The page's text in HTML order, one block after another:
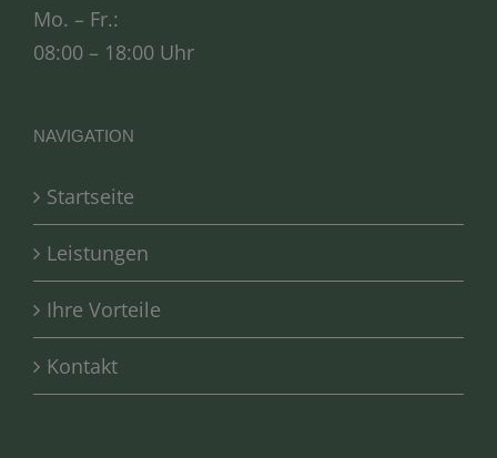
Mo. – Fr.:
08:00 – 18:00 Uhr
NAVIGATION
Startseite
Leistungen
Ihre Vorteile
Kontakt